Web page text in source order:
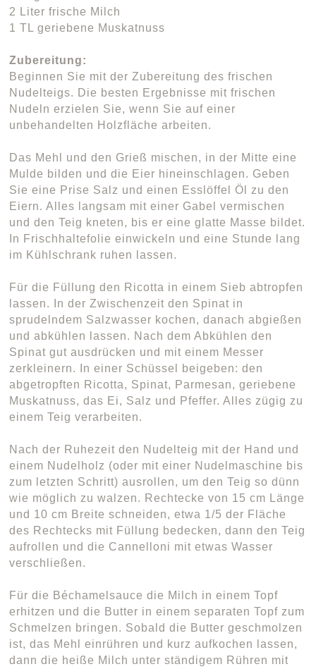
2 Liter frische Milch
1 TL geriebene Muskatnuss
Zubereitung:
Beginnen Sie mit der Zubereitung des frischen
Nudelteigs. Die besten Ergebnisse mit frischen
Nudeln erzielen Sie, wenn Sie auf einer
unbehandelten Holzfläche arbeiten.
Das Mehl und den Grieß mischen, in der Mitte eine
Mulde bilden und die Eier hineinschlagen. Geben
Sie eine Prise Salz und einen Esslöffel Öl zu den
Eiern. Alles langsam mit einer Gabel vermischen
und den Teig kneten, bis er eine glatte Masse bildet.
In Frischhaltefolie einwickeln und eine Stunde lang
im Kühlschrank ruhen lassen.
Für die Füllung den Ricotta in einem Sieb abtropfen
lassen. In der Zwischenzeit den Spinat in
sprudelndem Salzwasser kochen, danach abgießen
und abkühlen lassen. Nach dem Abkühlen den
Spinat gut ausdrücken und mit einem Messer
zerkleinern. In einer Schüssel beigeben: den
abgetropften Ricotta, Spinat, Parmesan, geriebene
Muskatnuss, das Ei, Salz und Pfeffer. Alles zügig zu
einem Teig verarbeiten.
Nach der Ruhezeit den Nudelteig mit der Hand und
einem Nudelholz (oder mit einer Nudelmaschine bis
zum letzten Schritt) ausrollen, um den Teig so dünn
wie möglich zu walzen. Rechtecke von 15 cm Länge
und 10 cm Breite schneiden, etwa 1/5 der Fläche
des Rechtecks mit Füllung bedecken, dann den Teig
aufrollen und die Cannelloni mit etwas Wasser
verschließen.
Für die Béchamelsauce die Milch in einem Topf
erhitzen und die Butter in einem separaten Topf zum
Schmelzen bringen. Sobald die Butter geschmolzen
ist, das Mehl einrühren und kurz aufkochen lassen,
dann die heiße Milch unter ständigem Rühren mit